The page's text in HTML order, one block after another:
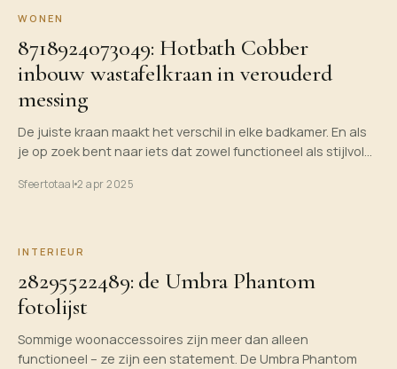
WONEN
8718924073049: Hotbath Cobber
inbouw wastafelkraan in verouderd
messing
De juiste kraan maakt het verschil in elke badkamer. En als
je op zoek bent naar iets dat zowel functioneel als stijlvol…
Sfeertotaal2 apr 2025
INTERIEUR
28295522489: de Umbra Phantom
fotolijst
Sommige woonaccessoires zijn meer dan alleen
functioneel – ze zijn een statement. De Umbra Phantom